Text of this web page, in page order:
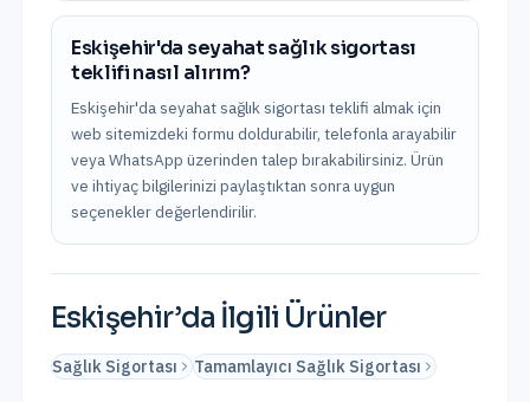
Eskişehir'da seyahat sağlık sigortası
teklifi nasıl alırım?
Eskişehir'da seyahat sağlık sigortası teklifi almak için
web sitemizdeki formu doldurabilir, telefonla arayabilir
veya WhatsApp üzerinden talep bırakabilirsiniz. Ürün
ve ihtiyaç bilgilerinizi paylaştıktan sonra uygun
seçenekler değerlendirilir.
Eskişehir’da İlgili Ürünler
Sağlık Sigortası Tamamlayıcı Sağlık Sigortası